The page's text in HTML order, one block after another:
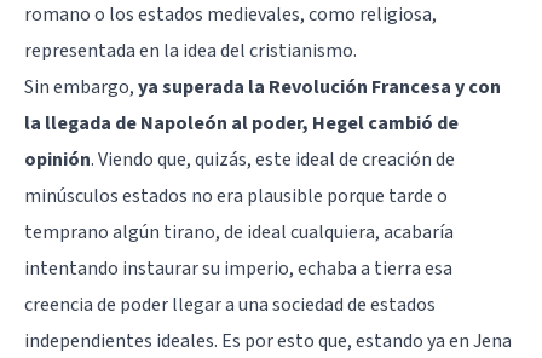
romano o los estados medievales, como religiosa,
representada en la idea del cristianismo.
Sin embargo,ya superada la Revolución Francesa y con
la llegada de Napoleón al poder, Hegel cambió de
opinión. Viendo que, quizás, este ideal de creación de
minúsculos estados no era plausible porque tarde o
temprano algún tirano, de ideal cualquiera, acabaría
intentando instaurar su imperio, echaba a tierra esa
creencia de poder llegar a una sociedad de estados
independientes ideales. Es por esto que, estando ya en Jena